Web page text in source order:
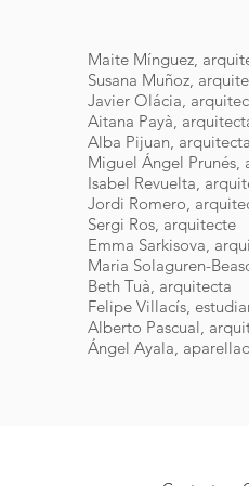
Maite Mínguez,
Susana Muñoz,
Javier Olácia,
Aitana Payà,
Alba Pijuan, arquitecta
Miguel Ángel Prunés,
Isabel Revuelta,
Jordi Romero,
Sergi Ros, arquitecte
Emma Sarkisova,
Maria Solaguren-
Beth Tuà, arquitecta
Felipe Villacís,
Alberto Pascual,
​Ángel Ayala,